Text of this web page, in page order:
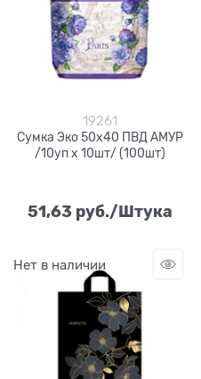
19261
Сумка Эко 50х40 ПВД АМУР
/10уп х 10шт/ (100шт)
51,63 руб./Штука
Нет в наличии